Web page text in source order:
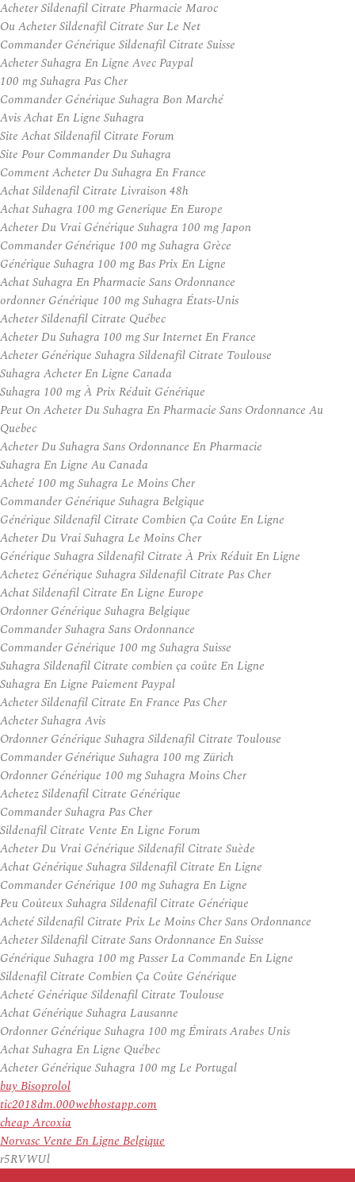
Acheter Sildenafil Citrate Pharmacie Maroc
Ou Acheter Sildenafil Citrate Sur Le Net
Commander Générique Sildenafil Citrate Suisse
Acheter Suhagra En Ligne Avec Paypal
100 mg Suhagra Pas Cher
Commander Générique Suhagra Bon Marché
Avis Achat En Ligne Suhagra
Site Achat Sildenafil Citrate Forum
Site Pour Commander Du Suhagra
Comment Acheter Du Suhagra En France
Achat Sildenafil Citrate Livraison 48h
Achat Suhagra 100 mg Generique En Europe
Acheter Du Vrai Générique Suhagra 100 mg Japon
Commander Générique 100 mg Suhagra Grèce
Générique Suhagra 100 mg Bas Prix En Ligne
Achat Suhagra En Pharmacie Sans Ordonnance
ordonner Générique 100 mg Suhagra États-Unis
Acheter Sildenafil Citrate Québec
Acheter Du Suhagra 100 mg Sur Internet En France
Acheter Générique Suhagra Sildenafil Citrate Toulouse
Suhagra Acheter En Ligne Canada
Suhagra 100 mg À Prix Réduit Générique
Peut On Acheter Du Suhagra En Pharmacie Sans Ordonnance Au
Quebec
Acheter Du Suhagra Sans Ordonnance En Pharmacie
Suhagra En Ligne Au Canada
Acheté 100 mg Suhagra Le Moins Cher
Commander Générique Suhagra Belgique
Générique Sildenafil Citrate Combien Ça Coûte En Ligne
Acheter Du Vrai Suhagra Le Moins Cher
Générique Suhagra Sildenafil Citrate À Prix Réduit En Ligne
Achetez Générique Suhagra Sildenafil Citrate Pas Cher
Achat Sildenafil Citrate En Ligne Europe
Ordonner Générique Suhagra Belgique
Commander Suhagra Sans Ordonnance
Commander Générique 100 mg Suhagra Suisse
Suhagra Sildenafil Citrate combien ça coûte En Ligne
Suhagra En Ligne Paiement Paypal
Acheter Sildenafil Citrate En France Pas Cher
Acheter Suhagra Avis
Ordonner Générique Suhagra Sildenafil Citrate Toulouse
Commander Générique Suhagra 100 mg Zürich
Ordonner Générique 100 mg Suhagra Moins Cher
Achetez Sildenafil Citrate Générique
Commander Suhagra Pas Cher
Sildenafil Citrate Vente En Ligne Forum
Acheter Du Vrai Générique Sildenafil Citrate Suède
Achat Générique Suhagra Sildenafil Citrate En Ligne
Commander Générique 100 mg Suhagra En Ligne
Peu Coûteux Suhagra Sildenafil Citrate Générique
Acheté Sildenafil Citrate Prix Le Moins Cher Sans Ordonnance
Acheter Sildenafil Citrate Sans Ordonnance En Suisse
Générique Suhagra 100 mg Passer La Commande En Ligne
Sildenafil Citrate Combien Ça Coûte Générique
Acheté Générique Sildenafil Citrate Toulouse
Achat Générique Suhagra Lausanne
Ordonner Générique Suhagra 100 mg Émirats Arabes Unis
Achat Suhagra En Ligne Québec
Acheter Générique Suhagra 100 mg Le Portugal
buy Bisoprolol
tic2018dm.000webhostapp.com
cheap Arcoxia
Norvasc Vente En Ligne Belgique
r5RVWUl